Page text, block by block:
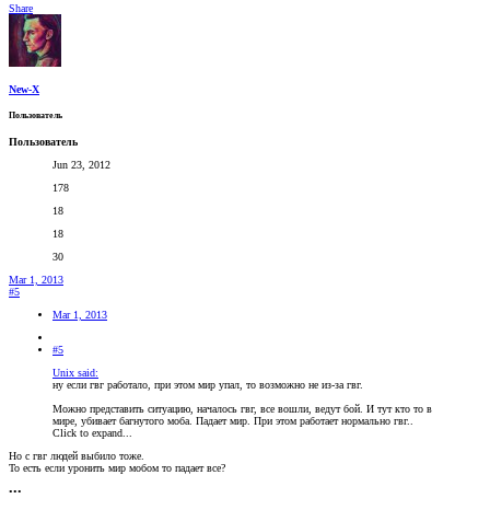
Share
New-X
Пользователь
Пользователь
Jun 23, 2012
178
18
18
30
Mar 1, 2013
#5
Mar 1, 2013
#5
Unix said:
ну если гвг работало, при этом мир упал, то возможно не из-за гвг.
Можно представить ситуацию, началось гвг, все вошли, ведут бой. И тут кто то в
мире, убивает багнутого моба. Падает мир. При этом работает нормально гвг..
Click to expand...
Но с гвг людей выбило тоже.
То есть если уронить мир мобом то падает все?
•••